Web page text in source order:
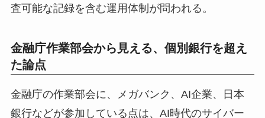
査可能な記録を含む運用体制が問われる。
金融庁作業部会から見える、個別銀行を超え
た論点
金融庁の作業部会に、メガバンク、AI企業、日本
銀行などが参加している点は、AI時代のサイバー